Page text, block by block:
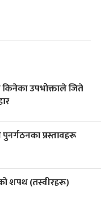
उपभोक्ताले जिते
प्रस्तावहरू
शपथ (तस्वीरहरू)